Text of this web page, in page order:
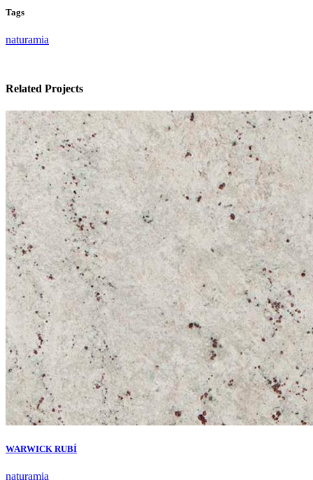
Tags
naturamia
Related Projects
WARWICK RUBÍ
naturamia